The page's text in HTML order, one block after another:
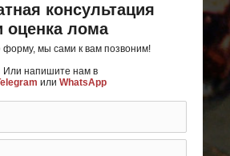
консультация
оценка лома
форму, мы сами к вам позвоним!
Или напишите нам в
или WhatsApp